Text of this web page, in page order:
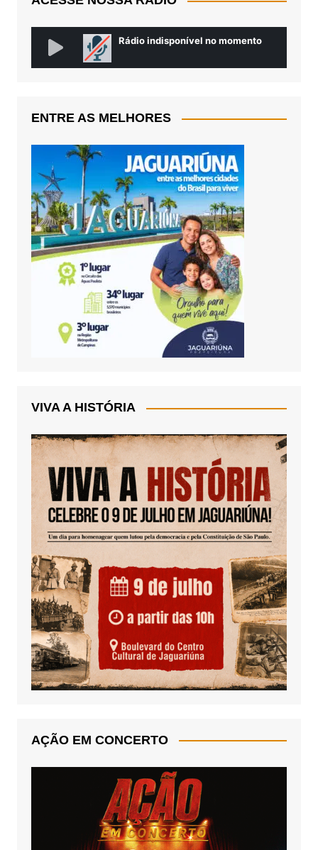
ENTRE AS MELHORES
VIVA A HISTÓRIA
AÇÃO EM CONCERTO